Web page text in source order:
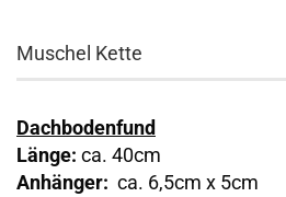
Muschel Kette
Dachbodenfund
Länge: ca. 40cm
Anhänger: ca. 6,5cm x 5cm